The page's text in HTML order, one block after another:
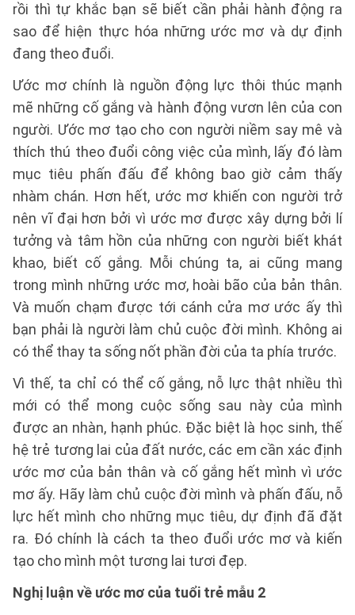
rồi thì tự khắc bạn sẽ biết cần phải hành động ra
sao để hiện thực hóa những ước mơ và dự định
đang theo đuổi.
Ước mơ chính là nguồn động lực thôi thúc mạnh
mẽ những cố gắng và hành động vươn lên của con
người. Ước mơ tạo cho con người niềm say mê và
thích thú theo đuổi công việc của mình, lấy đó làm
mục tiêu phấn đấu để không bao giờ cảm thấy
nhàm chán. Hơn hết, ước mơ khiến con người trở
nên vĩ đại hơn bởi vì ước mơ được xây dựng bởi lí
tưởng và tâm hồn của những con người biết khát
khao, biết cố gắng. Mỗi chúng ta, ai cũng mang
trong mình những ước mơ, hoài bão của bản thân.
Và muốn chạm được tới cánh cửa mơ ước ấy thì
bạn phải là người làm chủ cuộc đời mình. Không ai
có thể thay ta sống nốt phần đời của ta phía trước.
Vì thế, ta chỉ có thể cố gắng, nỗ lực thật nhiều thì
mới có thể mong cuộc sống sau này của mình
được an nhàn, hạnh phúc. Đặc biệt là học sinh, thế
hệ trẻ tương lai của đất nước, các em cần xác định
ước mơ của bản thân và cố gắng hết mình vì ước
mơ ấy. Hãy làm chủ cuộc đời mình và phấn đấu, nỗ
lực hết mình cho những mục tiêu, dự định đã đặt
ra. Đó chính là cách ta theo đuổi ước mơ và kiến
tạo cho mình một tương lai tươi đẹp.
Nghị luận về ước mơ của tuổi trẻ mẫu 2